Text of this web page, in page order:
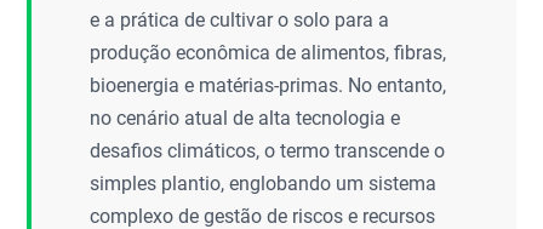
e a prática de cultivar o solo para a
produção econômica de alimentos, fibras,
bioenergia e matérias-primas. No entanto,
no cenário atual de alta tecnologia e
desafios climáticos, o termo transcende o
simples plantio, englobando um sistema
complexo de gestão de riscos e recursos